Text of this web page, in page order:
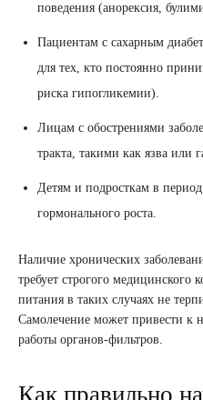
поведения (анорексия,
Пациентам с сахарным
для тех, кто постоянно
риска гипогликемии).
Лицам с обострениями
тракта, такими как язва или
Детям и подросткам в
гормонального роста.
Наличие хронических
требует строгого
питания в таких случаях не
Самолечение может привести к
работы органов-фильтров.